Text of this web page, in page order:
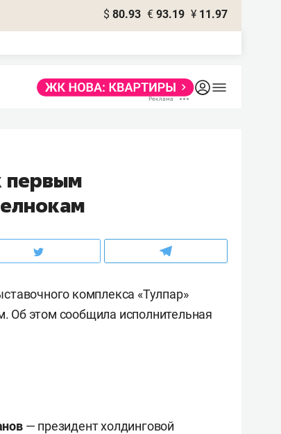
$ 80.93 € 93.19 ¥ 11.97
первым
комплекса «Тулпар»
Об этом сообщила исполнительная
— президент холдинговой